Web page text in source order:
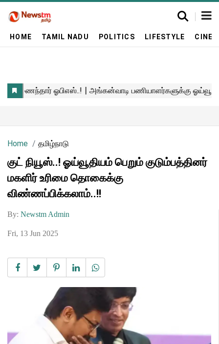
HOME TAMIL NADU POLITICS LIFESTYLE
Home தமிழ்நாடு
குட் நியூஸ்..! ஓய்வூதியம் பெறும் குடும்பத்தினர்
மகளிர் உரிமை தொகைக்கு
விண்ணப்பிக்கலாம்..!!
By: Newstm Admin
Fri, 13 Jun 2025